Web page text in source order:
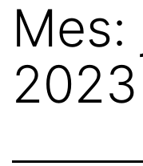
Skip
content
Mes:
2023